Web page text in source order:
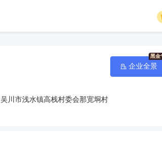
吴川市浅水镇高栈村委会那宽垌村
企业全景